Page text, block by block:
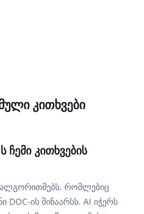
კითხვები
კითხვების
ალგორითმებს, რომლებიც
DOC-ის შინაარსს. AI იჭერს